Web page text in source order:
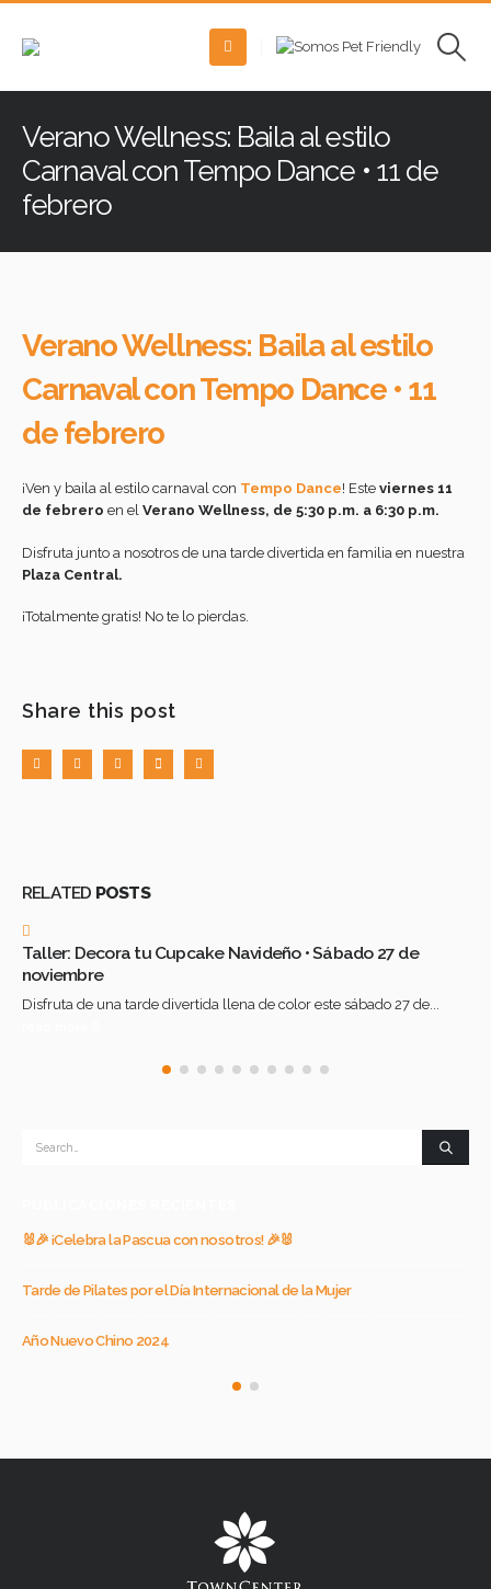
Verano Wellness: Baila al estilo
Carnaval con Tempo Dance • 11 de
febrero
Verano Wellness: Baila al estilo
Carnaval con Tempo Dance • 11
de febrero
¡Ven y baila al estilo carnaval con Tempo Dance! Este viernes 11
de febrero en el Verano Wellness, de 5:30 p.m. a 6:30 p.m.
Disfruta junto a nosotros de una tarde divertida en familia en nuestra
Plaza Central.
¡Totalmente gratis! No te lo pierdas.
Share this post
RELATED POSTS
Taller: Decora tu Cupcake Navideño • Sábado 27 de
noviembre
Disfruta de una tarde divertida llena de color este sábado 27 de...
🐰🎉 ¡Celebra la Pascua con nosotros! 🎉🐰
Tarde de Pilates por el Día Internacional de la Mujer
Año Nuevo Chino 2024